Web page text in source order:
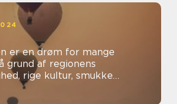
er en drøm for mange
grund af regionens
rige kultur, smukke
og spændende oplevelser